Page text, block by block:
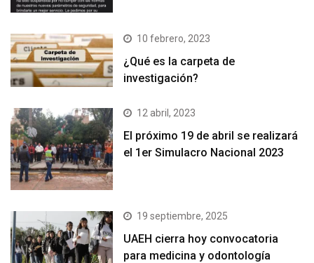
10 febrero, 2023
¿Qué es la carpeta de
investigación?
12 abril, 2023
El próximo 19 de abril se realizará
el 1er Simulacro Nacional 2023
19 septiembre, 2025
UAEH cierra hoy convocatoria
para medicina y odontología